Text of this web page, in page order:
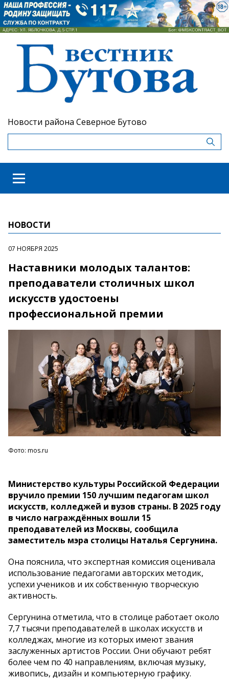
Новости района Северное Бутово
НОВОСТИ
07 НОЯБРЯ 2025
Наставники молодых талантов:
преподаватели столичных школ
искусств удостоены
профессиональной премии
Фото: mos.ru
Министерство культуры Российской Федерации
вручило премии 150 лучшим педагогам школ
искусств, колледжей и вузов страны. В 2025 году
в число награждённых вошли 15
преподавателей из Москвы, сообщила
заместитель мэра столицы Наталья Сергунина.
Она пояснила, что экспертная комиссия оценивала
использование педагогами авторских методик,
успехи учеников и их собственную творческую
активность.
Сергунина отметила, что в столице работает около
7,7 тысячи преподавателей в школах искусств и
колледжах, многие из которых имеют звания
заслуженных артистов России. Они обучают ребят
более чем по 40 направлениям, включая музыку,
живопись, дизайн и компьютерную графику.